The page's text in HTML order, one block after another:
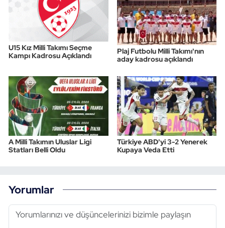
U15 Kız Milli Takımı Seçme
Kampı Kadrosu Açıklandı
Plaj Futbolu Milli Takımı'nın
aday kadrosu açıklandı
A Milli Takımın Uluslar Ligi
Statları Belli Oldu
Türkiye ABD'yi 3-2 Yenerek
Kupaya Veda Etti
Yorumlar